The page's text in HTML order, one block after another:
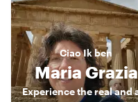
CiaoIk ben
Maria Grazia